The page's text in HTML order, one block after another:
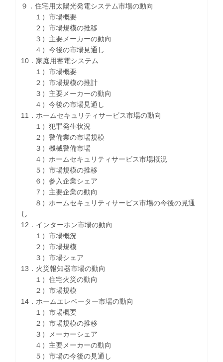
９．住宅用太陽光発電システム市場の動向
１）市場概要
２）市場規模の推移
３）主要メーカーの動向
４）今後の市場見通し
10．家庭用蓄電システム
１）市場概要
２）市場規模の推計
３）主要メーカーの動向
４）今後の市場見通し
11．ホームセキュリティサービス市場の動向
１）犯罪発生状況
２）警備業の市場規模
３）機械警備市場
４）ホームセキュリティサービス市場概況
５）市場規模の推移
６）参入企業シェア
７）主要企業の動向
８）ホームセキュリティサービス市場の今後の見通
し
12．インターホン市場の動向
１）市場概況
２）市場規模
３）市場シェア
13．火災報知器市場の動向
１）住宅火災の動向
２）市場規模
14．ホームエレベーター市場の動向
１）市場概要
２）市場規模の推移
３）メーカーシェア
４）主要メーカーの動向
５）市場の今後の見通し